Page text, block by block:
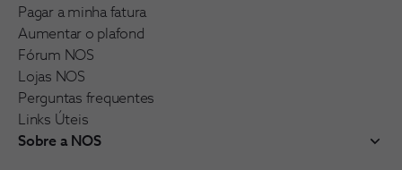
Pagar a minha fatura
Aumentar o plafond
Fórum NOS
Lojas NOS
Perguntas frequentes
Links Úteis
Sobre a NOS